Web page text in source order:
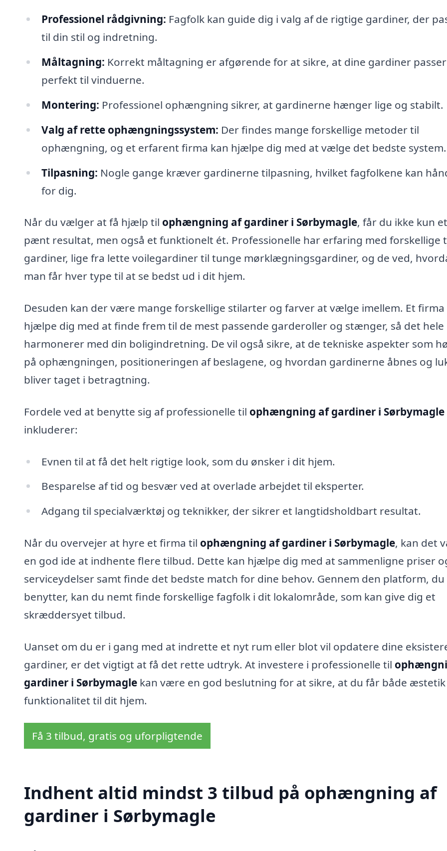
Professionel rådgivning: Fagfolk kan guide dig i valg af de rigtige gardiner, der
til din stil og indretning.
Måltagning: Korrekt måltagning er afgørende for at sikre, at dine gardiner passer
perfekt til vinduerne.
Montering: Professionel ophængning sikrer, at gardinerne hænger lige og stabilt.
Valg af rette ophængningssystem: Der findes mange forskellige metoder til
ophængning, og et erfarent firma kan hjælpe dig med at vælge det bedste system.
Tilpasning: Nogle gange kræver gardinerne tilpasning, hvilket fagfolkene kan
for dig.
Når du vælger at få hjælp til ophængning af gardiner i Sørbymagle, får du ikke kun et
pænt resultat, men også et funktionelt ét. Professionelle har erfaring med forskellige
gardiner, lige fra lette voilegardiner til tunge mørklægningsgardiner, og de ved,
man får hver type til at se bedst ud i dit hjem.
Desuden kan der være mange forskellige stilarter og farver at vælge imellem. Et firma
hjælpe dig med at finde frem til de mest passende garderoller og stænger, så det hele
harmonerer med din boligindretning. De vil også sikre, at de tekniske aspekter som
på ophængningen, positioneringen af beslagene, og hvordan gardinerne åbnes og
bliver taget i betragtning.
Fordele ved at benytte sig af professionelle til ophængning af gardiner i Sørbymagle
inkluderer:
Evnen til at få det helt rigtige look, som du ønsker i dit hjem.
Besparelse af tid og besvær ved at overlade arbejdet til eksperter.
Adgang til specialværktøj og teknikker, der sikrer et langtidsholdbart resultat.
Når du overvejer at hyre et firma til ophængning af gardiner i Sørbymagle, kan det
en god ide at indhente flere tilbud. Dette kan hjælpe dig med at sammenligne priser
serviceydelser samt finde det bedste match for dine behov. Gennem den platform, du
benytter, kan du nemt finde forskellige fagfolk i dit lokalområde, som kan give dig et
skræddersyet tilbud.
Uanset om du er i gang med at indrette et nyt rum eller blot vil opdatere dine
gardiner, er det vigtigt at få det rette udtryk. At investere i professionelle til
gardiner i Sørbymagle kan være en god beslutning for at sikre, at du får både æstetik
funktionalitet til dit hjem.
Få 3 tilbud, gratis og uforpligtende
Indhent altid mindst 3 tilbud på ophængning af
gardiner i Sørbymagle